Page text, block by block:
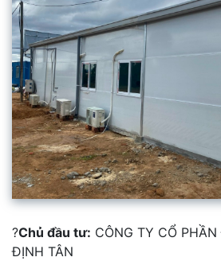
?Chủ đầu tư: CÔNG TY CỔ
ĐỊNH TÂN